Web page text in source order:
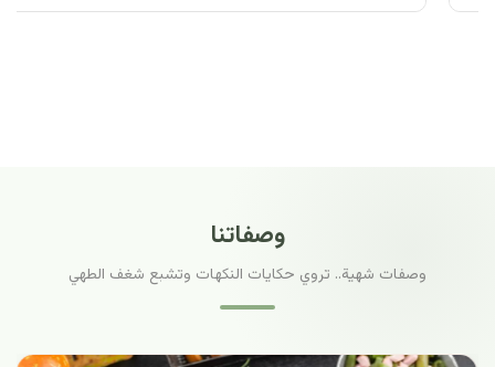
وصفاتنا
وصفات شهية.. تروي حكايات النكهات وتشبع شغف الطهي